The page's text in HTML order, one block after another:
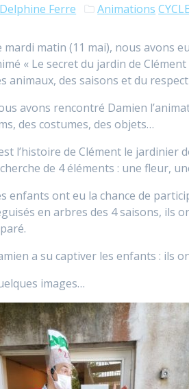
Delphine Ferre Animations
mardi matin (11 mai), nous avons
« Le secret du jardin de
animaux, des saisons et du
avons rencontré Damien
des costumes, des objets…
l’histoire de Clément le
de 4 éléments : une fleur,
enfants ont eu la chance de
en arbres des 4 saisons, ils
a su captiver les enfants : ils
images…